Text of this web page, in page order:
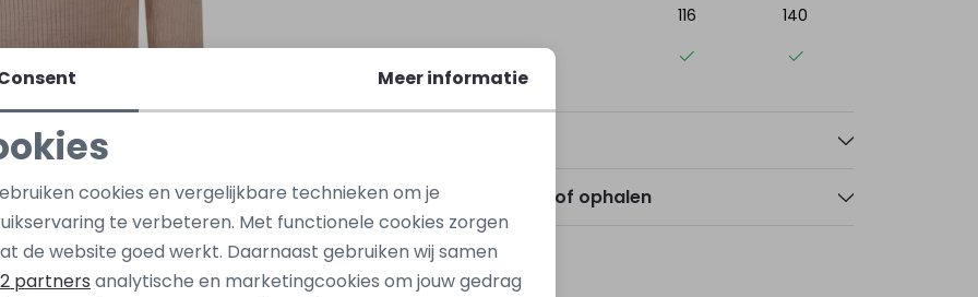
116
140
Kapelle
Bezorgen of ophalen
cookies
cookies Marketing cookies
Meer informatie
cookies en vergelijkbare technieken om je
te verbeteren. Met functionele cookies zorgen
de website goed werkt. Daarnaast gebruiken wij samen
2 partners analytische en marketingcookies om jouw gedrag